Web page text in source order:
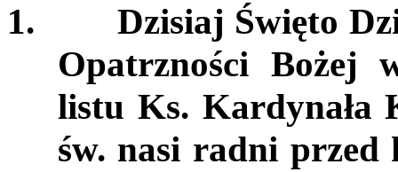
1.
Dzisiaj Święto
Opatrzności Bożej
listu Ks. Kardynała
św. nasi radni przed